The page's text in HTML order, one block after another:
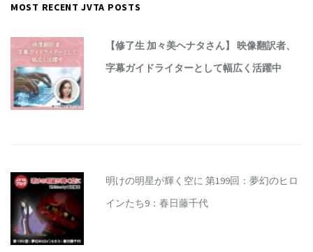
MOST RECENT JVTA POSTS
【修了生 加々美ヘナタさん】 映像翻訳者、
字幕ガイドライターとして幅広く活躍中
明けの明星が輝く空に 第199回：夢幻のヒロ
インたち9：春日藤千代